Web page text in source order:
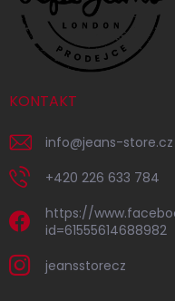
KONTAKT
info@jeans-store.cz
+420 226 633 784
https://
id=61555614688982
jeansstorecz